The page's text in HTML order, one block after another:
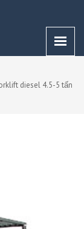
diesel 4.5-5 tấn